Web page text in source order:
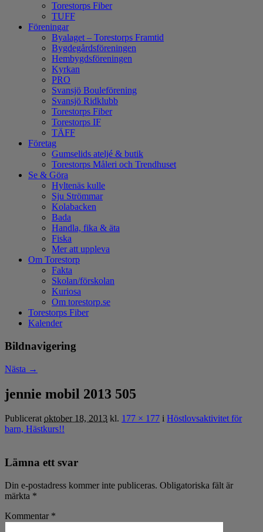
Torestorps Fiber
TUFF
Föreningar
Byalaget – Torestorps Framtid
Bygdegårdsföreningen
Hembygdsföreningen
Kyrkan
PRO
Svansjö Bouleförening
Svansjö Ridklubb
Torestorps Fiber
Torestorps IF
TÄFF
Företag
Gumselids ateljé & butik
Torestorps Måleri och Trendhuset
Se & Göra
Hyltenäs kulle
Sju Strömmar
Kolabacken
Bada
Handla, fika & äta
Fiska
Mer att uppleva
Om Torestorp
Fakta
Skolan/förskolan
Kuriosa
Om torestorp.se
Torestorps Fiber
Kalender
Bildnavigering
Nästa →
jennie mobil 2013 505
Publiceratoktober 18, 2013 kl. 177 × 177 i Höstlovsaktivitet för
barn, Hästkurs!!
Lämna ett svar
Din e-postadress kommer inte publiceras. Obligatoriska fält är
märkta *
Kommentar *